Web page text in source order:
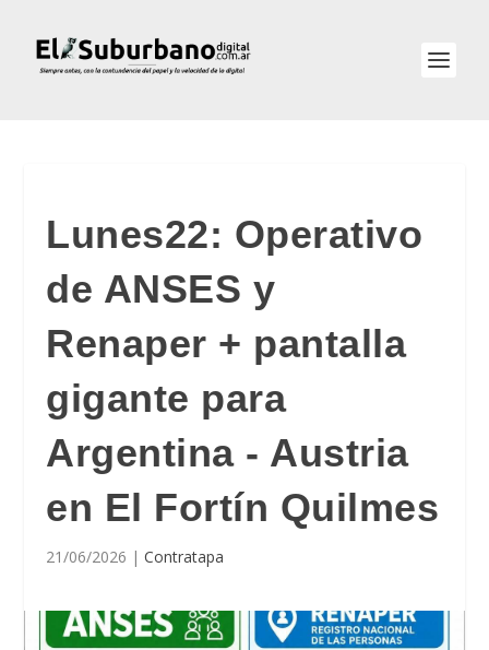
Lunes22: Operativo
de ANSES y
Renaper + pantalla
gigante para
Argentina - Austria
en El Fortín Quilmes
21/06/2026 |Contratapa